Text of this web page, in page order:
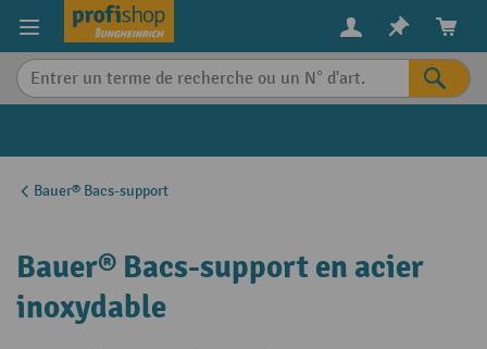
content
Bauer® Bacs-support
Bauer® Bacs-support en acier
inoxydable